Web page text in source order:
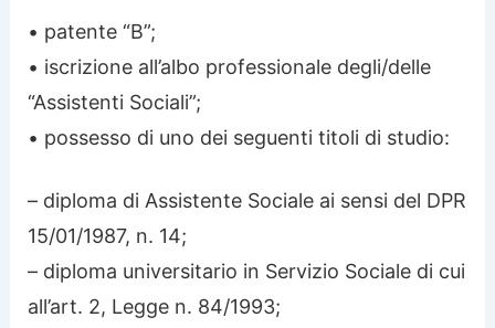
• patente “B”;
• iscrizione all’albo professionale degli/delle
“Assistenti Sociali”;
• possesso di uno dei seguenti titoli di studio:
– diploma di Assistente Sociale ai sensi del DPR
15/01/1987, n. 14;
– diploma universitario in Servizio Sociale di cui
all’art. 2, Legge n. 84/1993;